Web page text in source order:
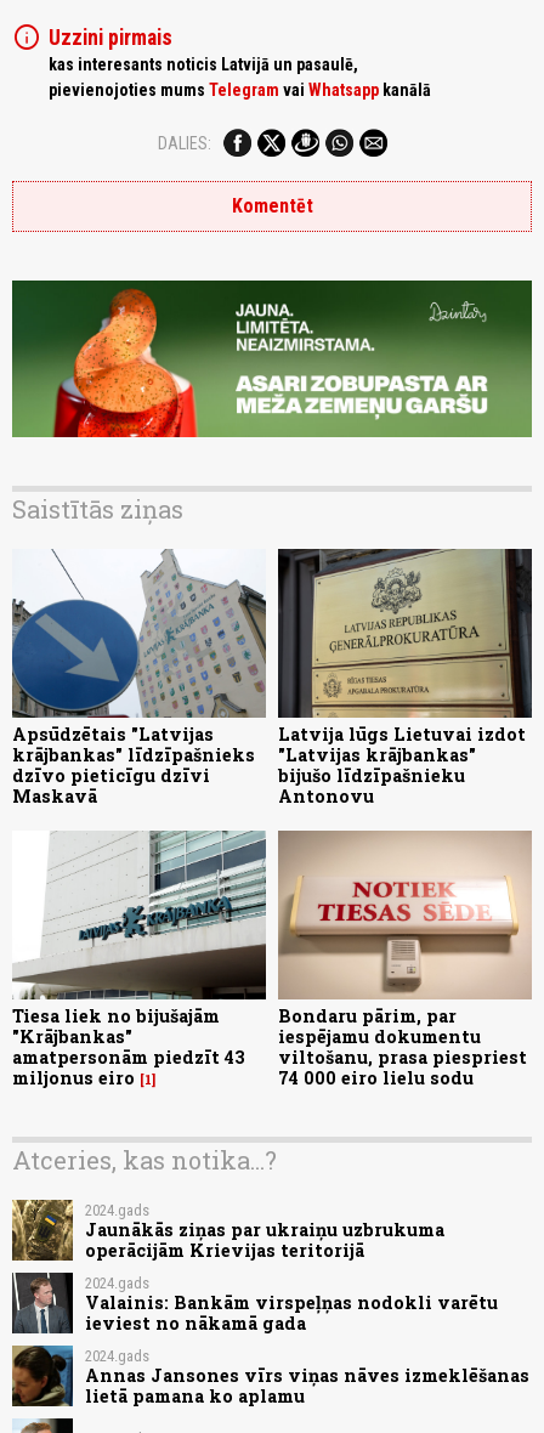
info Uzzini pirmais
kas interesants noticis Latvijā un pasaulē,
pievienojoties mums Telegram vai Whatsapp kanālā
DALIES:
Komentēt
Saistītās ziņas
Apsūdzētais "Latvijas
krājbankas" līdzīpašnieks
dzīvo pieticīgu dzīvi
Maskavā
Latvija lūgs Lietuvai izdot
"Latvijas krājbankas"
bijušo līdzīpašnieku
Antonovu
Tiesa liek no bijušajām
"Krājbankas"
amatpersonām piedzīt 43
miljonus eiro
1
Bondaru pārim, par
iespējamu dokumentu
viltošanu, prasa piespriest
74 000 eiro lielu sodu
Atceries, kas notika...?
2024.gads
Jaunākās ziņas par ukraiņu uzbrukuma
operācijām Krievijas teritorijā
2024.gads
Valainis: Bankām virspeļņas nodokli varētu
ieviest no nākamā gada
2024.gads
Annas Jansones vīrs viņas nāves izmeklēšanas
lietā pamana ko aplamu